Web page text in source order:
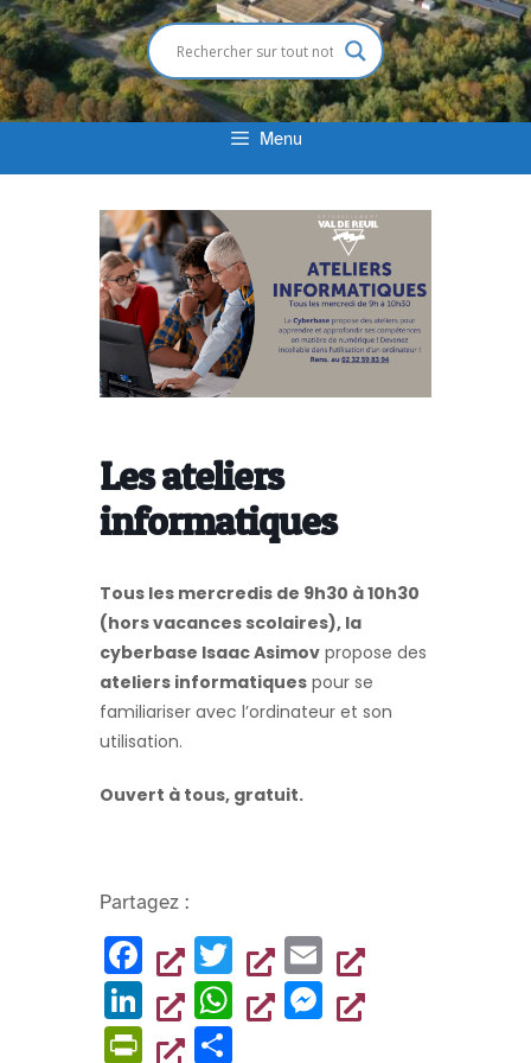
Menu
Les ateliers
informatiques
Tous les mercredis de 9h30 à 10h30
(hors vacances scolaires), la
cyberbase Isaac Asimov propose des
ateliers informatiques pour se
familiariser avec l’ordinateur et son
utilisation.
Ouvert à tous, gratuit.
Partagez :
F
a
c
T
wi
tt
E
m
ai
Li
n
W
h
M
es
Pr